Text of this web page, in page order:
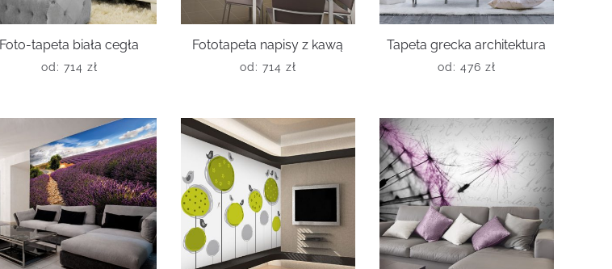
Foto-tapeta biała cegła
od: 714 zł
Fototapeta napisy z kawą
od: 714 zł
Tapeta grecka architektura
od: 476 zł